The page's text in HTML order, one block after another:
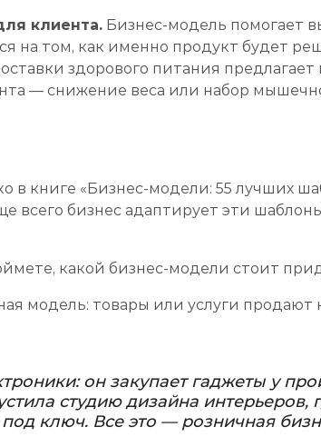
клиента. Бизнес-модель помогает
на том, как именно продукт будет
здорового питания
— снижение веса или набор
в книге «Бизнес-модели: 55 лучших
всего бизнес адаптирует эти
какой бизнес-модели стоит
модель: товары или услуги
он закупает гаджеты у
студию дизайна интерьеров,
ключ. Все это — розничная